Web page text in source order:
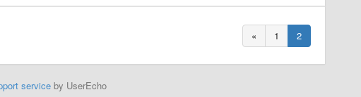
« 1 2
serviceby UserEcho